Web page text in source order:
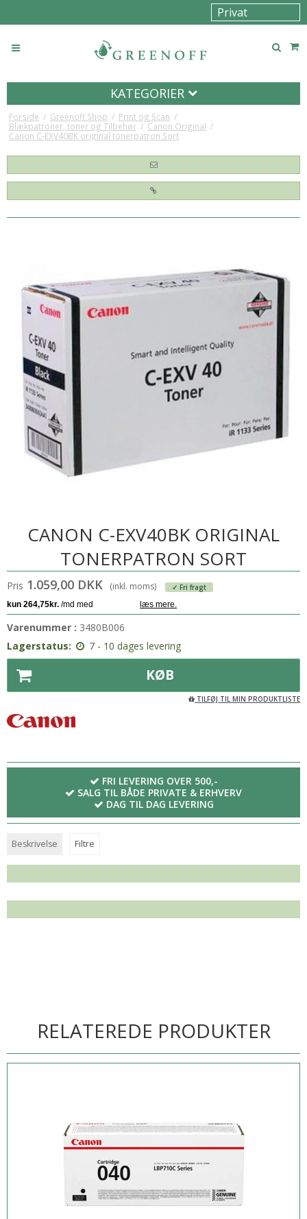
KATEGORIER
Forside / Greenoff Shop / Print og Scan /
Blækpatroner, toner og Tilbehør / Canon Original /
Canon C-EXV40BK original tonerpatron Sort
CANON C-EXV40BK ORIGINAL
TONERPATRON SORT
Pris 1.059,00 DKK (inkl. moms) ✓ Fri fragt
Varenummer : 3480B006
Lagerstatus:
7 - 10 dages levering
KØB
TILFØJ TIL MIN PRODUKTLISTE
FRI LEVERING OVER 500,-
SALG TIL BÅDE PRIVATE & ERHVERV
DAG TIL DAG LEVERING
Beskrivelse Filtre
RELATEREDE PRODUKTER